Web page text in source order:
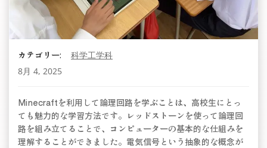
カテゴリー:
科学工学科
8月 4, 2025
Minecraftを利用して論理回路を学ぶことは、高校生にとっ
ても魅力的な学習方法です。レッドストーンを使って論理回
路を組み立てることで、コンピューターの基本的な仕組みを
理解することができました。電気信号という抽象的な概念が